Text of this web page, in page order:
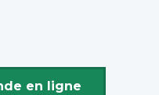
en ligne